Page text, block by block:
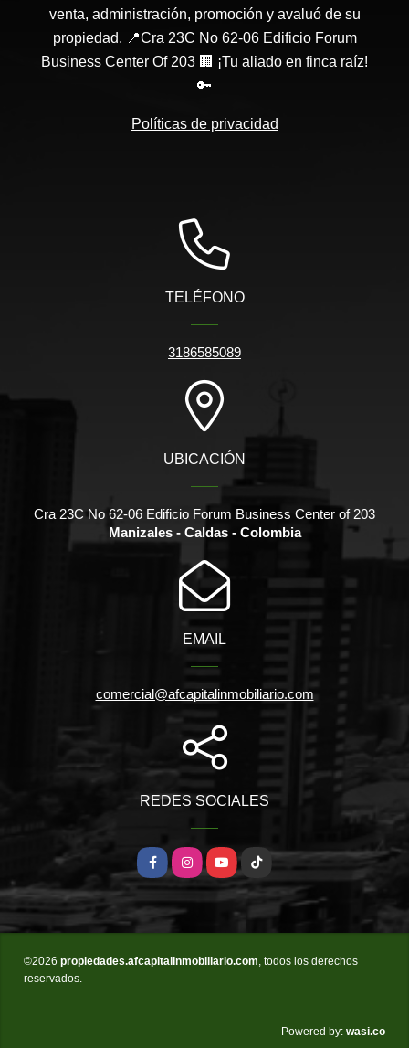
venta, administración, promoción y avaluó de su
propiedad. 📍Cra 23C No 62-06 Edificio Forum
Business Center Of 203 🏢 ¡Tu aliado en finca raíz!
🔑
Políticas de privacidad
TELÉFONO
3186585089
UBICACIÓN
Cra 23C No 62-06 Edificio Forum Business Center of 203
Manizales - Caldas - Colombia
EMAIL
comercial@afcapitalinmobiliario.com
REDES SOCIALES
FacebookInstagramYouTubeTikTok
©2026 propiedades.afcapitalinmobiliario.com, todos los derechos
reservados.
Powered by: wasi.co